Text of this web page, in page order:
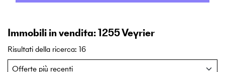
Immobili in vendita: 1255 Veyrier
Risultati della ricerca: 16